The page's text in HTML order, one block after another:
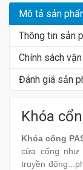
Mô tả sản
Thông tin sản
Chính sách
Đánh giá sản
Khóa
Khóa cổng
cửa cổng như
truyền